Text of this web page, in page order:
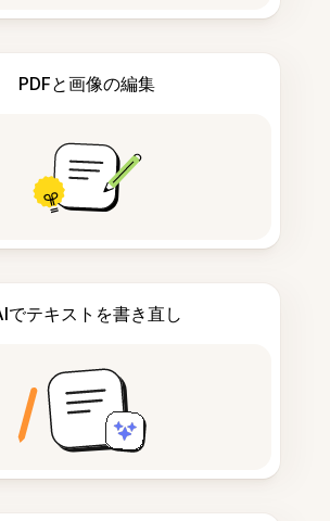
PDFと画像の編集
でテキストを書き直し